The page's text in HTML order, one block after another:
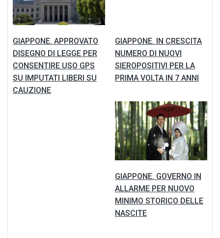
GIAPPONE. APPROVATO
DISEGNO DI LEGGE PER
CONSENTIRE USO GPS
SU IMPUTATI LIBERI SU
CAUZIONE
GIAPPONE. IN CRESCITA
NUMERO DI NUOVI
SIEROPOSITIVI PER LA
PRIMA VOLTA IN 7 ANNI
GIAPPONE. GOVERNO IN
ALLARME PER NUOVO
MINIMO STORICO DELLE
NASCITE